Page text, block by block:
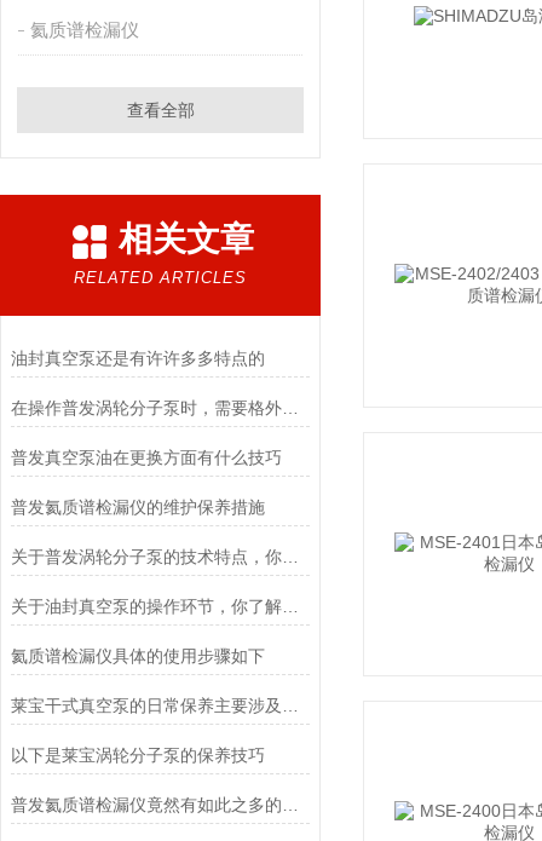
氦质谱检漏仪
查看全部
相关文章
RELATED ARTICLES
油封真空泵还是有许许多多特点的
在操作普发涡轮分子泵时，需要格外注意以下几个关键事项
普发真空泵油在更换方面有什么技巧
普发氦质谱检漏仪的维护保养措施
关于普发涡轮分子泵的技术特点，你了解多少呢？
关于油封真空泵的操作环节，你了解多少？
氦质谱检漏仪具体的使用步骤如下
以下是莱宝涡轮分子泵的保养技巧